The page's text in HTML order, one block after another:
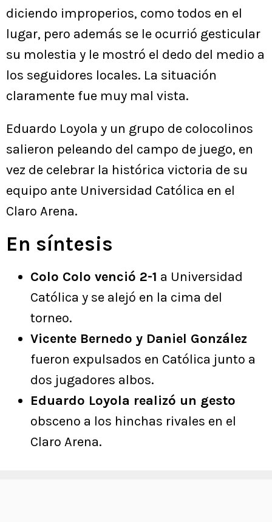
diciendo improperios, como todos en el
lugar, pero además se le ocurrió gesticular
su molestia y le mostró el dedo del medio a
los seguidores locales. La situación
claramente fue muy mal vista.
Eduardo Loyola y un grupo de colocolinos
salieron peleando del campo de juego, en
vez de celebrar la histórica victoria de su
equipo ante Universidad Católica en el
Claro Arena.
En síntesis
Colo Colo venció 2-1 a Universidad
Católica y se alejó en la cima del
torneo.
Vicente Bernedo y Daniel González
fueron expulsados en Católica junto a
dos jugadores albos.
Eduardo Loyola realizó un gesto
obsceno a los hinchas rivales en el
Claro Arena.